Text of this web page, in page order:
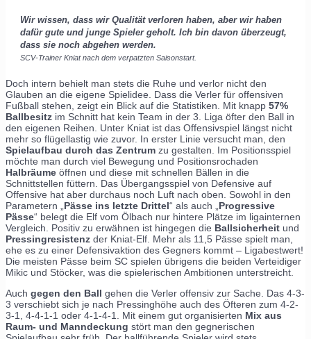
Wir wissen, dass wir Qualität verloren haben, aber wir haben
dafür gute und junge Spieler geholt. Ich bin davon überzeugt,
dass sie noch abgehen werden.
SCV-Trainer Kniat nach dem verpatzten Saisonstart.
Doch intern behielt man stets die Ruhe und verlor nicht den
Glauben an die eigene Spielidee. Dass die Verler für offensiven
Fußball stehen, zeigt ein Blick auf die Statistiken. Mit knapp 57%
Ballbesitz im Schnitt hat kein Team in der 3. Liga öfter den Ball in
den eigenen Reihen. Unter Kniat ist das Offensivspiel längst nicht
mehr so flügellastig wie zuvor. In erster Linie versucht man, den
Spielaufbau durch das Zentrum zu gestalten. Im Positionsspiel
möchte man durch viel Bewegung und Positionsrochaden
Halbräume öffnen und diese mit schnellen Bällen in die
Schnittstellen füttern. Das Übergangsspiel von Defensive auf
Offensive hat aber durchaus noch Luft nach oben. Sowohl in den
Parametern „Pässe ins letzte Drittel“ als auch „Progressive
Pässe“ belegt die Elf vom Ölbach nur hintere Plätze im ligainternen
Vergleich. Positiv zu erwähnen ist hingegen die Ballsicherheit und
Pressingresistenz der Kniat-Elf. Mehr als 11,5 Pässe spielt man,
ehe es zu einer Defensivaktion des Gegners kommt – Ligabestwert!
Die meisten Pässe beim SC spielen übrigens die beiden Verteidiger
Mikic und Stöcker, was die spielerischen Ambitionen unterstreicht.
Auch gegen den Ball gehen die Verler offensiv zur Sache. Das 4-3-
3 verschiebt sich je nach Pressinghöhe auch des Öfteren zum 4-2-
3-1, 4-4-1-1 oder 4-1-4-1. Mit einem gut organisierten Mix aus
Raum- und Manndeckung stört man den gegnerischen